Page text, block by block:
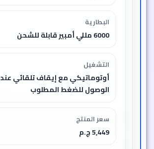
البطارية
6000 مللي أمبير قابلة للشحن
التشغيل
أوتوماتيكي مع إيقاف تلقائي عند
الوصول للضغط المطلوب
سعر المنتج
5,449 ج.م